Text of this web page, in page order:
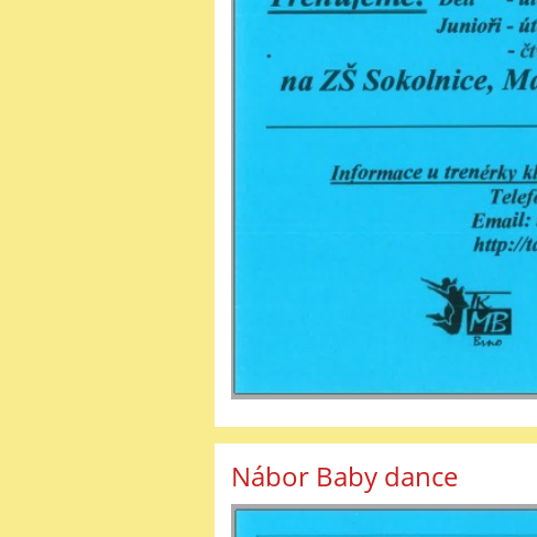
Nábor Baby dance